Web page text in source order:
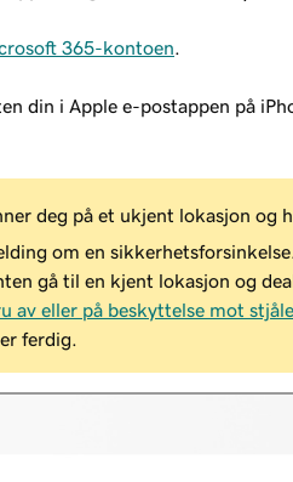
365-kontoen
din i Apple e-postappen på
deg på et ukjent lokasjon og
om en
gå til en kjent lokasjon og
av eller på beskyttelse mot
ferdig.